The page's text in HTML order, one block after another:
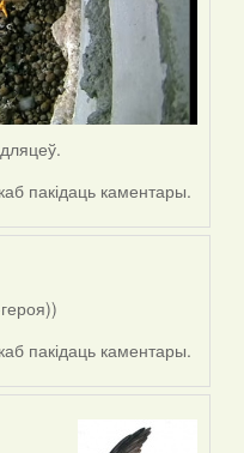
каб пакідаць каментары.
каб пакідаць каментары.